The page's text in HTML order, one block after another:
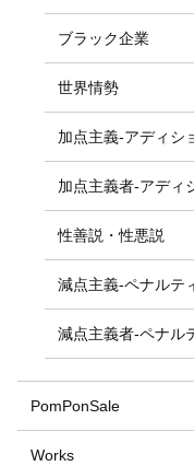
ブラック企業
世界情勢
加点主義-アディシ
加点主義者-アディ
性善説・性悪説
減点主義-ペナルテ
減点主義者-ペナル
PomPonSale
Works